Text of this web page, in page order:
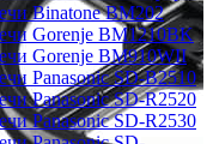
Binatone BM202
Gorenje BM1210BK
Gorenje BM910WII
Panasonic SD-B2510
Panasonic SD-R2520
Panasonic SD-R2530